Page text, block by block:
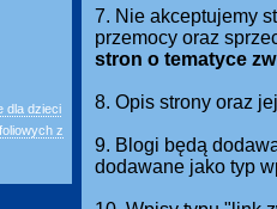
dla dzieci
z
7. Nie akceptujemy
przemocy oraz
stron o tematyce
8. Opis strony oraz
9. Blogi będą
dodawane jako typ